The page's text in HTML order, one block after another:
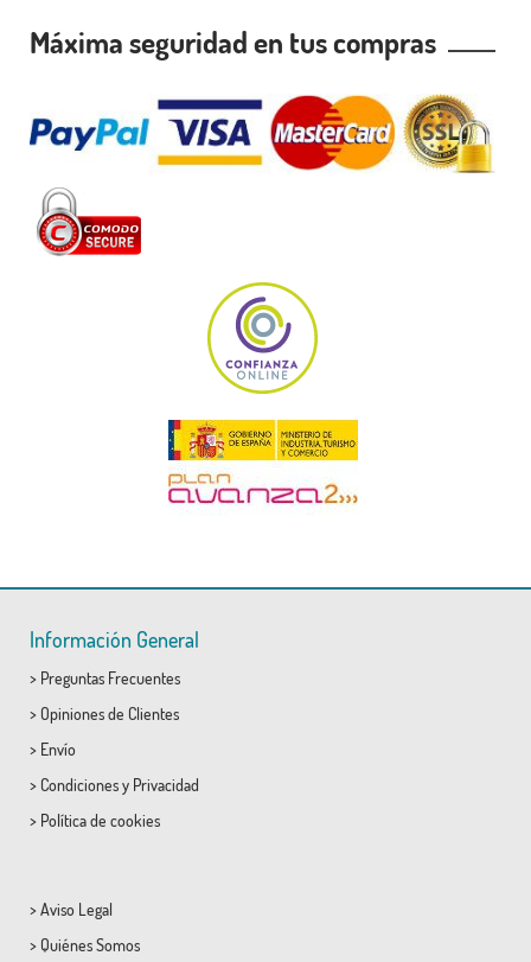
Máxima seguridad en tus compras
Información General
> Preguntas Frecuentes
> Opiniones de Clientes
> Envío
> Condicionesy Privacidad
> Política de cookies
> Aviso Legal
> Quiénes Somos